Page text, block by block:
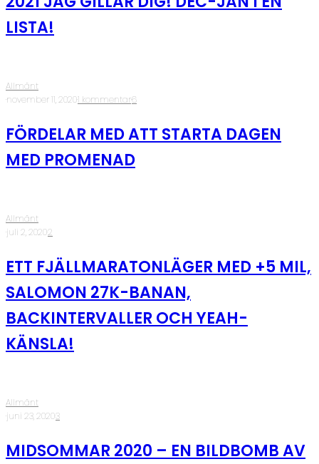
LISTA!
Allmänt
·november 11, 2020·1 kommentar·6
FÖRDELAR MED ATT STARTA DAGEN
MED PROMENAD
Allmänt
·juli 2, 2020·2
ETT FJÄLLMARATONLÄGER MED +5 MIL,
SALOMON 27K-BANAN,
BACKINTERVALLER OCH YEAH-
KÄNSLA!
Allmänt
·juni 23, 2020·3
MIDSOMMAR 2020 – EN BILDBOMB AV